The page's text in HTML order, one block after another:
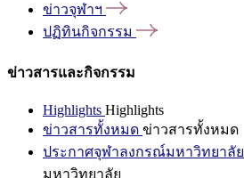
ข่าวจุฬาฯ
ปฏิทินกิจกรรม
ข่าวสารและกิจกรรม
Highlights Highlights
ข่าวสารทั้งหมด ข่าวสารทั้งหมด
ประกาศจุฬาลงกรณ์มหาวิทยาลัย
มหาวิทยาลัย